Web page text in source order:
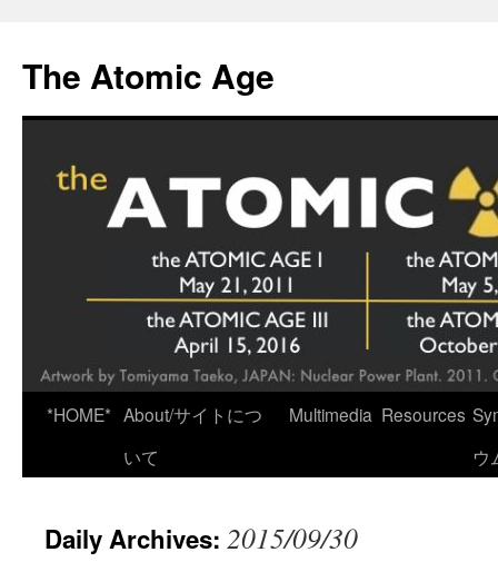
content
The Atomic Age
*HOME* About/サイトにつ
いて
Multimedia Resources
ウ
Daily Archives: 2015/09/30